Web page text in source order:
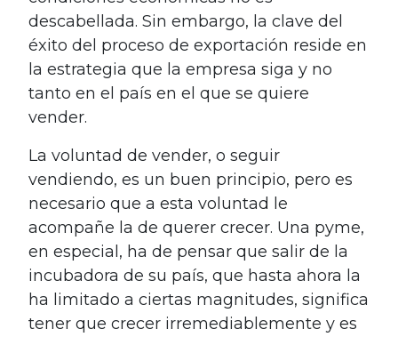
descabellada. Sin embargo, la clave del
éxito del proceso de exportación reside en
la estrategia que la empresa siga y no
tanto en el país en el que se quiere
vender.
La voluntad de vender, o seguir
vendiendo, es un buen principio, pero es
necesario que a esta voluntad le
acompañe la de querer crecer. Una pyme,
en especial, ha de pensar que salir de la
incubadora de su país, que hasta ahora la
ha limitado a ciertas magnitudes, significa
tener que crecer irremediablemente y es